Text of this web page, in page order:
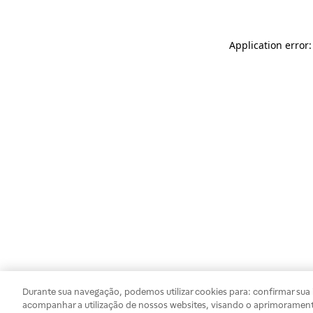
Application
Durante sua navegação, podemos utilizar cookies para: confirmar
acompanhar a utilização de nossos websites, visando o